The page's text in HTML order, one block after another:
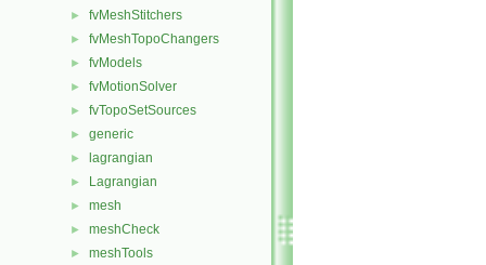
► fvMeshStitchers
► fvMeshTopoChangers
► fvModels
► fvMotionSolver
► fvTopoSetSources
► generic
► lagrangian
► Lagrangian
► mesh
► meshCheck
► meshTools